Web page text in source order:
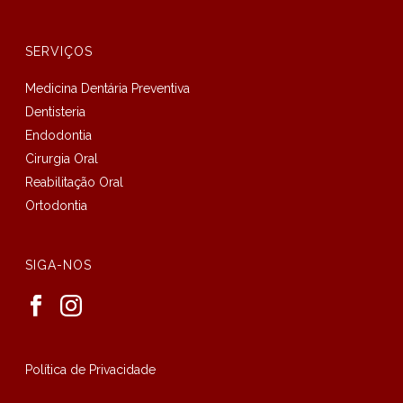
SERVIÇOS
Medicina Dentária Preventiva
Dentisteria
Endodontia
Cirurgia Oral
Reabilitação Oral
Ortodontia
SIGA-NOS
Política de Privacidade